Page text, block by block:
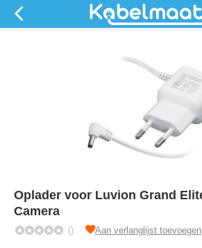
Oplader voor Luvion Grand
Camera
() Aan verlanglijst toevoegen